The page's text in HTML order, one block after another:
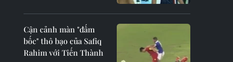
Cận cảnh màn "đấm
bốc" thô bạo của Safiq
Rahim với Tiến Thành